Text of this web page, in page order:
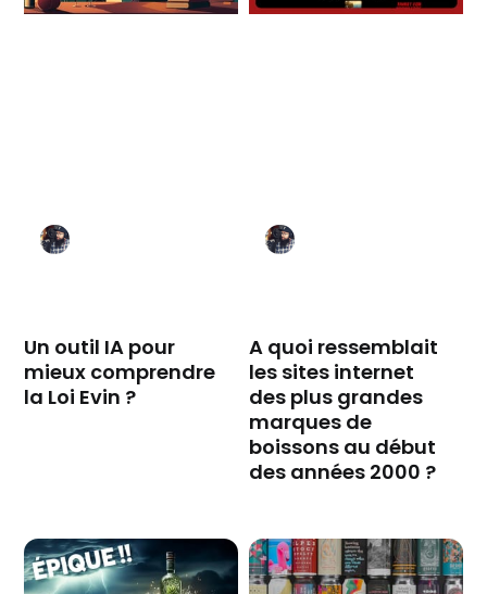
Un outil IA pour
mieux comprendre
la Loi Evin ?
A quoi ressemblait
les sites internet
des plus grandes
marques de
boissons au début
des années 2000 ?